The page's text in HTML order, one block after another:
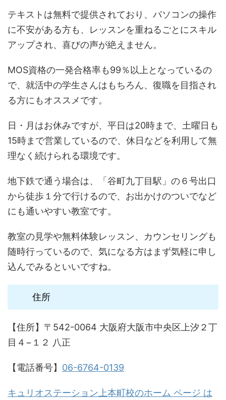
テキストは無料で提供されており、パソコンの操作
に不安がある方も、レッスンを重ねるごとにスキル
アップされ、喜びの声が絶えません。
MOS資格の一発合格率も99％以上となっているの
で、就活中の学生さんはもちろん、復職を目指され
る方にもオススメです。
日・月はお休みですが、平日は20時まで、土曜日も
15時まで営業しているので、休日などを利用して無
理なく続けられる環境です。
地下鉄で通う場合は、「谷町九丁目駅」の６号出口
から徒歩１分で行けるので、お出かけのついでなど
にも通いやすい教室です。
教室の見学や無料体験レッスン、カウンセリングも
随時行っているので、気になる方はまず気軽に申し
込んでみるといいですね。
住所
【住所】〒542-0064 大阪府大阪市中央区上汐２丁
目４−１２ 八正
【電話番号】 06-6764-0139
キュリオステーション上本町校のホーム ページ は